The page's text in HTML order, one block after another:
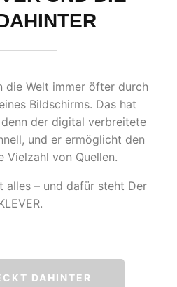
die Welt immer öfter durch
Bildschirms. Das hat
der digital verbreitete
und er ermöglicht den
Vielzahl von Quellen.
alles – und dafür steht Der
DAHINTER